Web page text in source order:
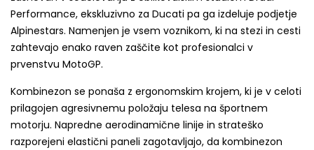
Performance, ekskluzivno za Ducati pa ga izdeluje podjetje
Alpinestars. Namenjen je vsem voznikom, ki na stezi in cesti
zahtevajo enako raven zaščite kot profesionalci v
prvenstvu MotoGP.
Kombinezon se ponaša z ergonomskim krojem, ki je v celoti
prilagojen agresivnemu položaju telesa na športnem
motorju. Napredne aerodinamične linije in strateško
razporejeni elastični paneli zagotavljajo, da kombinezon